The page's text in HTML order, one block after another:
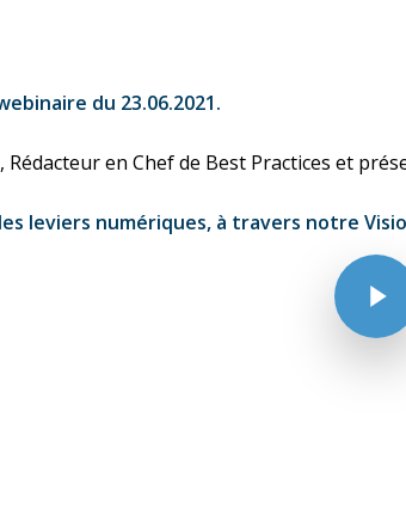
du 23.06.2021.
, Rédacteur en Chef de Best Practices et
leviers numériques, à travers notre
Play Video